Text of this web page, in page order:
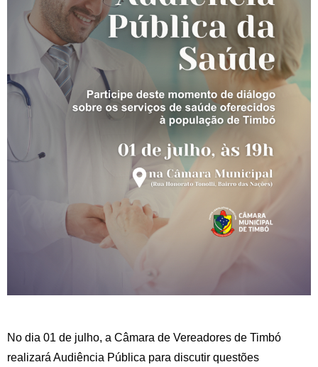
No dia 01 de julho, a Câmara de Vereadores de Timbó
realizará Audiência Pública para discutir questões